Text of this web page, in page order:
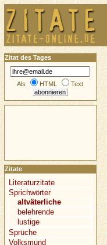
Zitat des Tages
Als HTML Text
Zitate
Literaturzitate
Sprichwörter
altväterliche
belehrende
lustige
Sprüche
Volksmund